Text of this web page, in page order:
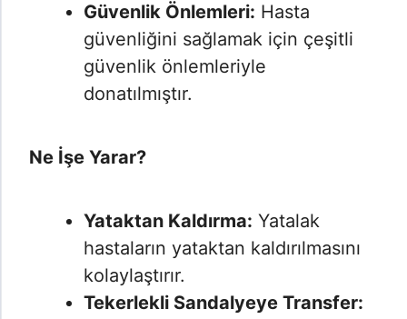
Güvenlik Önlemleri: Hasta
güvenliğini sağlamak için çeşitli
güvenlik önlemleriyle
donatılmıştır.
Ne İşe Yarar?
Yataktan Kaldırma: Yatalak
hastaların yataktan kaldırılmasını
kolaylaştırır.
Tekerlekli Sandalyeye Transfer: